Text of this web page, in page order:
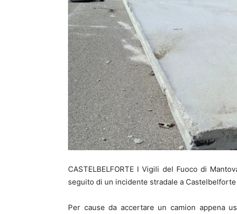
CASTELBELFORTE I Vigili del Fuoco di
seguito di un incidente stradale a
Per cause da accertare un camion appena